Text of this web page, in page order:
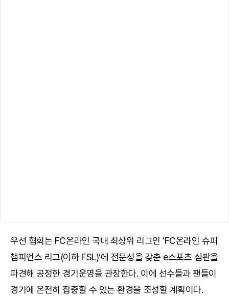
우선 협회는 FC온라인 국내 최상위 리그인 'FC온라인 슈퍼
챔피언스 리그(이하 FSL)’에 전문성을 갖춘 e스포츠 심판을
파견해 공정한 경기운영을 관장한다. 이에 선수들과 팬들이
경기에 온전히 집중할 수 있는 환경을 조성할 계획이다.